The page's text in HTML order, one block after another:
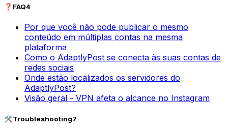
❓ FAQ4
Por que você não pode publicar o mesmo
conteúdo em múltiplas contas na mesma
plataforma
Como o AdaptlyPost se conecta às suas contas de
redes sociais
Onde estão localizados os servidores do
AdaptlyPost?
Visão geral - VPN afeta o alcance no Instagram
🛠️Troubleshooting7